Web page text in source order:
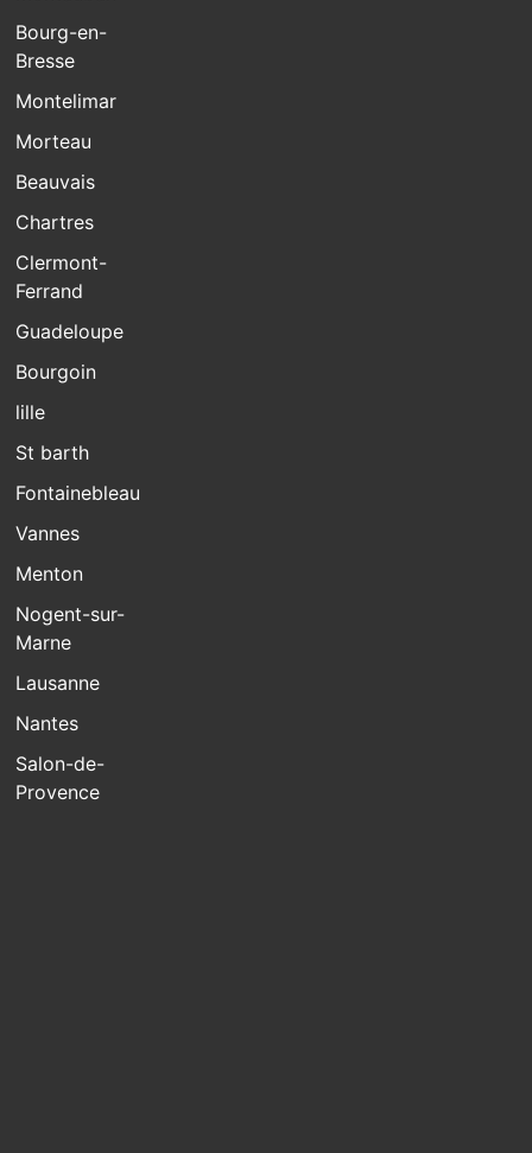
Bourg-en-
Bresse
Montelimar
Morteau
Beauvais
Chartres
Clermont-
Ferrand
Guadeloupe
Bourgoin
lille
St barth
Fontainebleau
Vannes
Menton
Nogent-sur-
Marne
Lausanne
Nantes
Salon-de-
Provence